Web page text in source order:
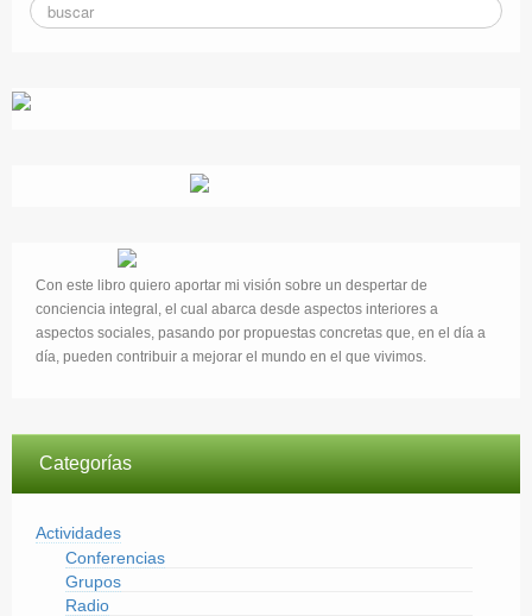
Con este libro quiero aportar mi visión sobre un despertar de
conciencia integral, el cual abarca desde aspectos interiores a
aspectos sociales, pasando por propuestas concretas que, en el día a
día, pueden contribuir a mejorar el mundo en el que vivimos.
Categorías
Actividades
Conferencias
Grupos
Radio